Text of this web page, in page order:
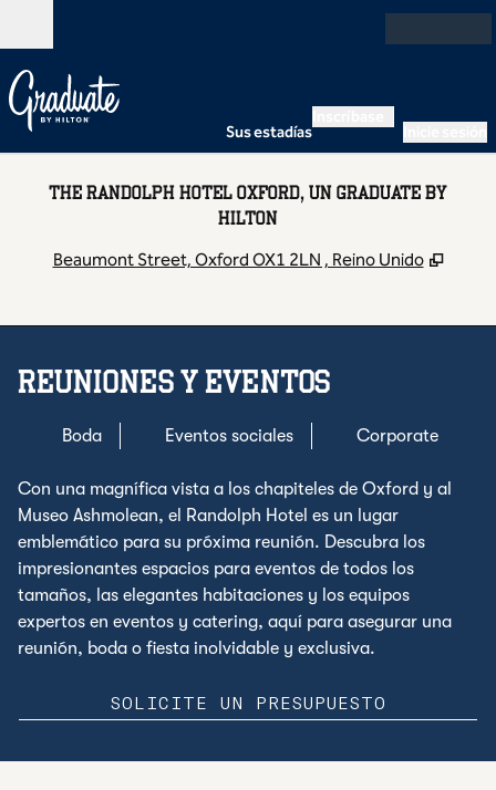
Abierto
Sus estadías
THE RANDOLPH HOTEL OXFORD, UN GRADUATE BY
HILTON
Beaumont Street, Oxford OX1 2LN , Reino Unido ,
REUNIONES Y EVENTOS
Boda Eventos sociales Corporate
Con una magnífica vista a los chapiteles de Oxford y al
Museo Ashmolean, el Randolph Hotel es un lugar
emblemático para su próxima reunión. Descubra los
impresionantes espacios para eventos de todos los
tamaños, las elegantes habitaciones y los equipos
expertos en eventos y catering, aquí para asegurar una
reunión, boda o fiesta inolvidable y exclusiva.
SOLICITE UN PRESUPUESTO